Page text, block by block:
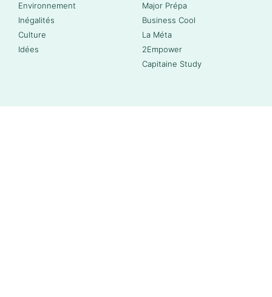
Environnement
Inégalités
Culture
Idées
Major Prépa
Business Cool
La Méta
2Empower
Capitaine Study